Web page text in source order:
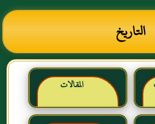
التاريخ
المقالات